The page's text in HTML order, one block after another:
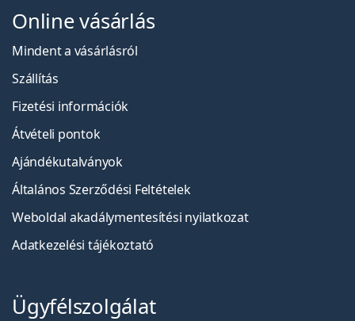
Online vásárlás
Mindent a vásárlásról
Szállítás
Fizetési információk
Átvételi pontok
Ajándékutalványok
Általános Szerződési Feltételek
Weboldal akadálymentesítési nyilatkozat
Adatkezelési tájékoztató
Ügyfélszolgálat